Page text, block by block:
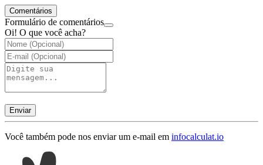
Comentários
Formulário de comentários
Oi! O que você acha?
Enviar
Você também pode nos enviar um e-mail em infocalculat.io